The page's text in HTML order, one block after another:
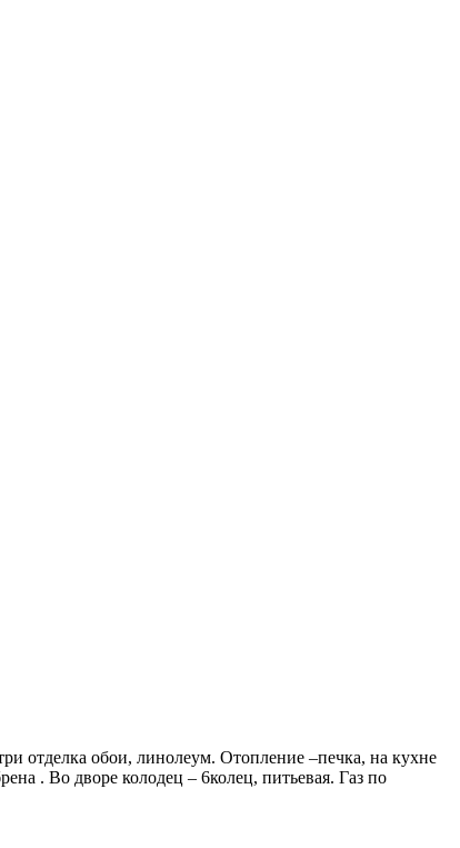
отделка обои, линолеум. Отопление –печка, на кухне
. Во дворе колодец – 6колец, питьевая. Газ по